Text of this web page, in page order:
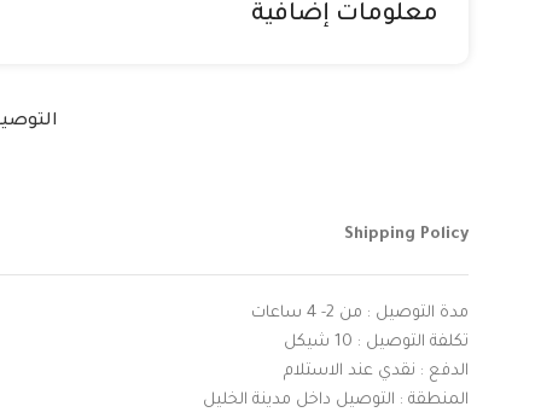
معلومات إضافية
Shipping Policy
مدة التوصيل : من 2- 4 ساعات
تكلفة التوصيل : 10 شيكل
الدفع : نقدي عند الاستلام
المنطقة : التوصيل داخل مدينة الخليل